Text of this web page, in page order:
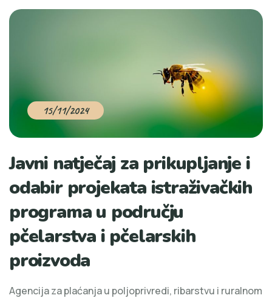
15/11/2024
Javni natječaj za prikupljanje i
odabir projekata istraživačkih
programa u području
pčelarstva i pčelarskih
proizvoda
Agencija za plaćanja u poljoprivredi, ribarstvu i ruralnom